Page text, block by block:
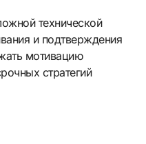
технической
и подтверждения
мотивацию
стратегий